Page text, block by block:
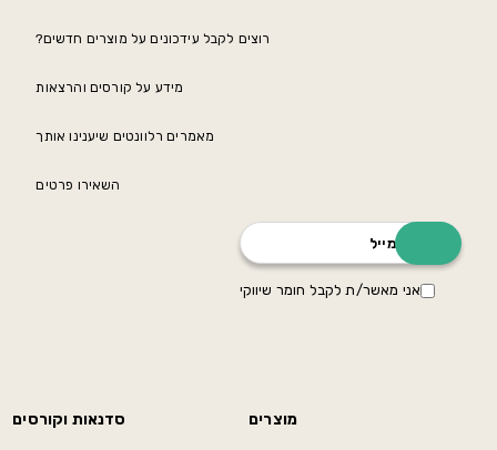
מוצרים סדנאות וקורסים
רוצים לקבל עידכונים על מוצרים חדשים?
מידע על קורסים והרצאות
מאמרים רלוונטים שיענינו אותך
השאירו פרטים
אני מאשר/ת לקבל חומר שיווקי